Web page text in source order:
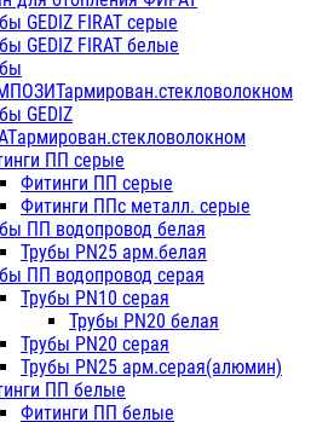
GEDIZ FIRAT серые
GEDIZ FIRAT белые
GEDIZ
ПП серые
Фитинги ПП серые
Фитинги ППс металл. серые
ПП водопровод белая
Трубы PN25 арм.белая
ПП водопровод серая
Трубы PN10 серая
Трубы PN20 белая
Трубы PN20 серая
Трубы PN25 арм.серая(алюмин)
ПП белые
Фитинги ПП белые